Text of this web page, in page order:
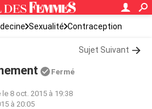
Sexualité Contraception
Sujet Suivant
Fermé
8 oct. 2015 à 19:38
à 20:05